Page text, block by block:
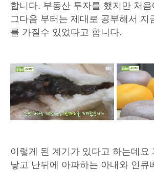
합니다. 부동산 투자를 했지만 처
그다음 부터는 제대로 공부해서 지
를 가질수 있었다고 합니다.
이렇게 된 계기가 있다고 하는데요
낳고 난뒤에 아파하는 아내와 인큐